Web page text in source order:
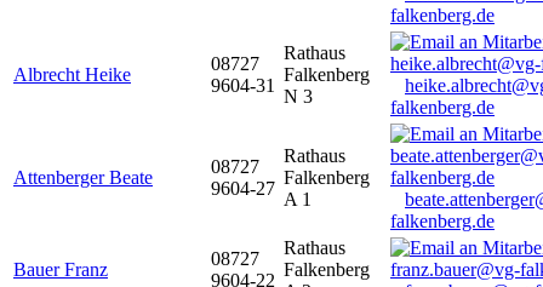
falkenberg.de
Albrecht Heike
08727
9604-31
Rathaus
Falkenberg
N 3
falkenberg.de
Attenberger Beate
08727
9604-27
Rathaus
Falkenberg
A 1
falkenberg.de
Bauer Franz
08727
9604-22
Rathaus
Falkenberg